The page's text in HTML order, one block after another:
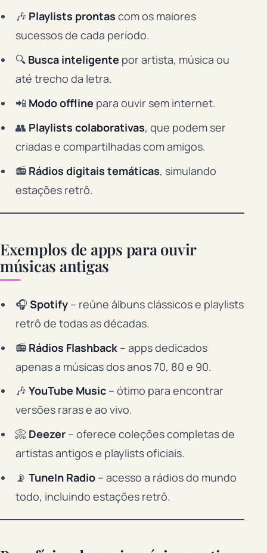
🎶 Playlists prontas com os maiores
sucessos de cada período.
🔍 Busca inteligente por artista, música ou
até trecho da letra.
📲 Modo offline para ouvir sem internet.
👥 Playlists colaborativas, que podem ser
criadas e compartilhadas com amigos.
📻 Rádios digitais temáticas, simulando
estações retrô.
Exemplos de apps para ouvir
músicas antigas
🎧 Spotify– reúne álbuns clássicos e playlists
retrô de todas as décadas.
📻 Rádios Flashback– apps dedicados
apenas a músicas dos anos 70, 80 e 90.
🎶 YouTube Music– ótimo para encontrar
versões raras e ao vivo.
📀 Deezer– oferece coleções completas de
artistas antigos e playlists oficiais.
📡 TuneIn Radio– acesso a rádios do mundo
todo, incluindo estações retrô.